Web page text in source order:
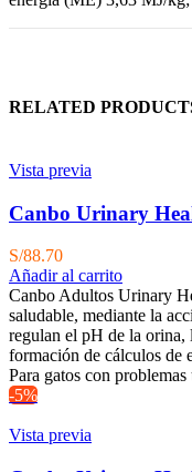
RELATED
Vista previa
Canbo Urinary
S/88.70
Añadir al carrito
Canbo Adultos Urinary
saludable, mediante la
regulan el pH de la orina,
formación de cálculos de
Para gatos con
-5%
Vista previa